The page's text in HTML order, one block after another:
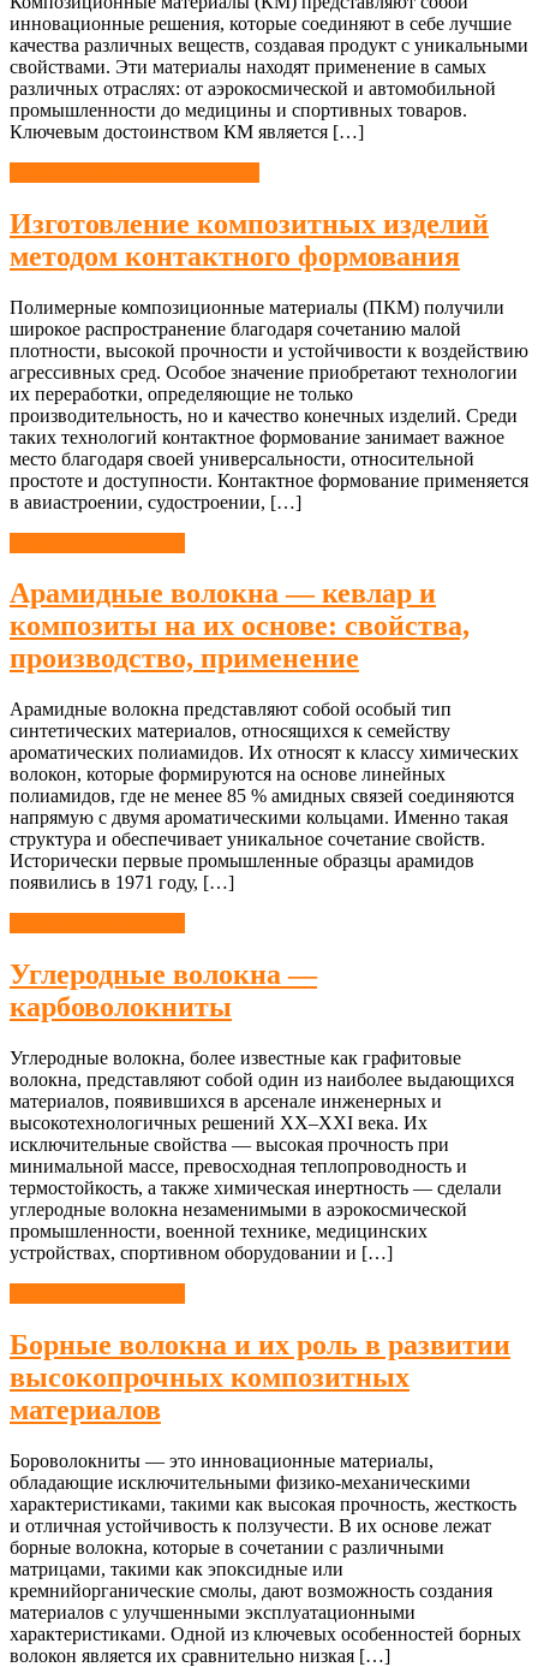
инновационные решения, которые соединяют в себе лучшие
качества различных веществ, создавая продукт с уникальными
свойствами. Эти материалы находят применение в самых
различных отраслях: от аэрокосмической и автомобильной
промышленности до медицины и спортивных товаров.
Ключевым достоинством КМ является […]
Изготовление композитных изделий
методом контактного формования
Полимерные композиционные материалы (ПКМ) получили
широкое распространение благодаря сочетанию малой
плотности, высокой прочности и устойчивости к воздействию
агрессивных сред. Особое значение приобретают технологии
их переработки, определяющие не только
производительность, но и качество конечных изделий. Среди
таких технологий контактное формование занимает важное
место благодаря своей универсальности, относительной
простоте и доступности. Контактное формование применяется
в авиастроении, судостроении, […]
Арамидные волокна — кевлар и
композиты на их основе: свойства,
производство, применение
Арамидные волокна представляют собой особый тип
синтетических материалов, относящихся к семейству
ароматических полиамидов. Их относят к классу химических
волокон, которые формируются на основе линейных
полиамидов, где не менее 85 % амидных связей соединяются
напрямую с двумя ароматическими кольцами. Именно такая
структура и обеспечивает уникальное сочетание свойств.
Исторически первые промышленные образцы арамидов
появились в 1971 году, […]
Углеродные волокна —
карбоволокниты
Углеродные волокна, более известные как графитовые
волокна, представляют собой один из наиболее выдающихся
материалов, появившихся в арсенале инженерных и
высокотехнологичных решений XX–XXI века. Их
исключительные свойства — высокая прочность при
минимальной массе, превосходная теплопроводность и
термостойкость, а также химическая инертность — сделали
углеродные волокна незаменимыми в аэрокосмической
промышленности, военной технике, медицинских
устройствах, спортивном оборудовании и […]
Борные волокна и их роль в развитии
высокопрочных композитных
материалов
Бороволокниты — это инновационные материалы,
обладающие исключительными физико-механическими
характеристиками, такими как высокая прочность, жесткость
и отличная устойчивость к ползучести. В их основе лежат
борные волокна, которые в сочетании с различными
матрицами, такими как эпоксидные или
кремнийорганические смолы, дают возможность создания
материалов с улучшенными эксплуатационными
характеристиками. Одной из ключевых особенностей борных
волокон является их сравнительно низкая […]